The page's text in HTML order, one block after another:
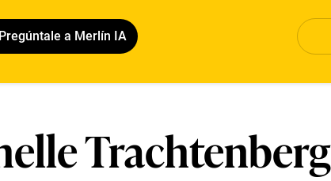
Pregúntale a Merlín IA
Trachtenberg